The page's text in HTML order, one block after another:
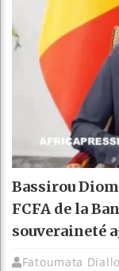
Bassirou
FCFA de la
souveraineté
Fatoumata Diallo